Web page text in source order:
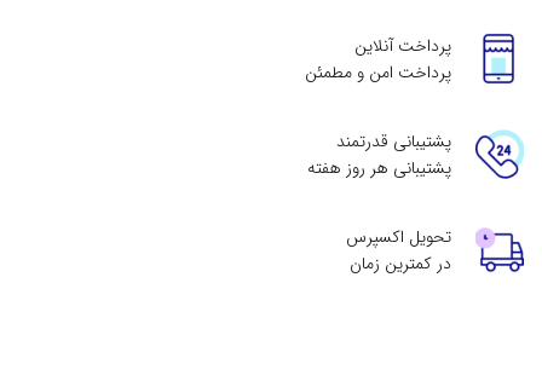
پرداخت آنلاین
پرداخت امن و مطمئن
پشتیبانی قدرتمند
پشتیبانی هر روز هفته
تحویل اکسپرس
در کمترین زمان